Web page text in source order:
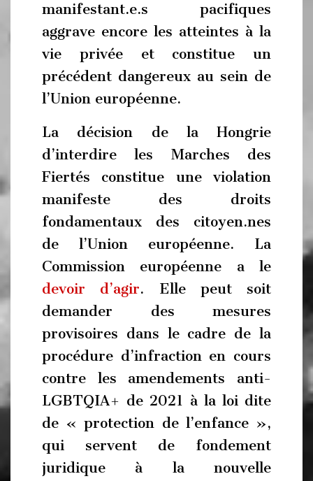
manifestant.e.s pacifiques
aggrave encore les atteintes à la
vie privée et constitue un
précédent dangereux au sein de
l’Union européenne.
La décision de la Hongrie
d’interdire les Marches des
Fiertés constitue une violation
manifeste des droits
fondamentaux des citoyen.nes
de l’Union européenne. La
Commission européenne a le
devoir d’agir. Elle peut soit
demander des mesures
provisoires dans le cadre de la
procédure d’infraction en cours
contre les amendements anti-
LGBTQIA+ de 2021 à la loi dite
de « protection de l’enfance »,
qui servent de fondement
juridique à la nouvelle